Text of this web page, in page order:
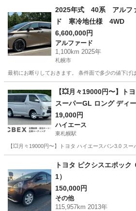
2025年式 40系 アルフ
ド 寒冷地仕様 4WD
6,600,000円
アルファード
1,100km 2025年
札幌市
最初にお断りしておきます。 条件面で多少の値下げ
アルファード ハイブリッ
【💥月々19000円〜】ト
スーパーGL ロング ディ
ーン◎
19,000円
ハイエース
東札幌駅
【💥月々19000円〜】トヨタ ハイエースバン3.0
東札幌駅 ハイエース
トヨタ ピクシスエポッ
1）
150,000円
その他
115,957km 2013年